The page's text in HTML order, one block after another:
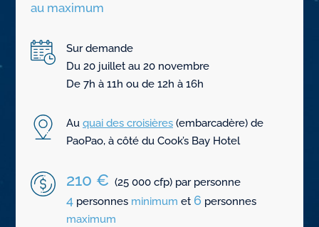
au maximum
Sur demande
Du 20 juillet au 20 novembre
De 7h à 11h ou de 12h à 16h
Au quai des croisières (embarcadère) de
PaoPao, à côté du Cook’s Bay Hotel
210 € (25 000 cfp) par personne
4 personnes minimum et 6 personnes
maximum